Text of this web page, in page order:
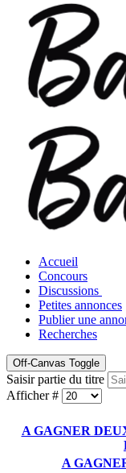
Accueil
Concours
Discussions
Petites annonces
Publier une
Recherches
Off-Canvas Toggle
Saisir partie du titre
Afficher #
A GAGNER
A